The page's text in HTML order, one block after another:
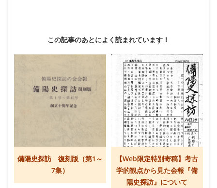
この記事のあとによく読まれています！
備陽史探訪 復刻版（第1～
7集）
【Web限定特別寄稿】考古
学的観点から見た会報『備
陽史探訪』について